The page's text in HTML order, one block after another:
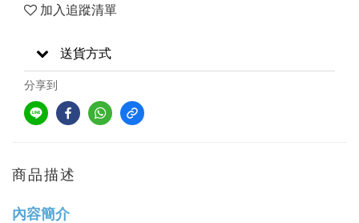
加入追蹤清單
送貨方式
分享到
商品描述
內容簡介